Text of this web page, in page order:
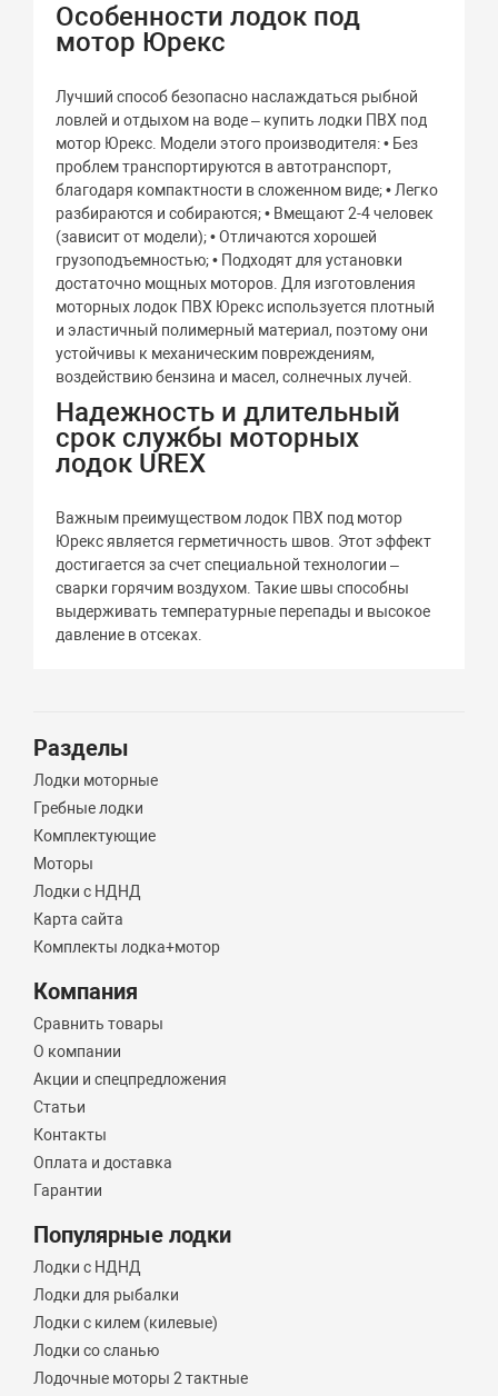
Особенности лодок под
мотор Юрекс
Лучший способ безопасно наслаждаться рыбной
ловлей и отдыхом на воде – купить лодки ПВХ под
мотор Юрекс. Модели этого производителя: • Без
проблем транспортируются в автотранспорт,
благодаря компактности в сложенном виде; • Легко
разбираются и собираются; • Вмещают 2-4 человек
(зависит от модели); • Отличаются хорошей
грузоподъемностью; • Подходят для установки
достаточно мощных моторов. Для изготовления
моторных лодок ПВХ Юрекс используется плотный
и эластичный полимерный материал, поэтому они
устойчивы к механическим повреждениям,
воздействию бензина и масел, солнечных лучей.
Надежность и длительный
срок службы моторных
лодок UREX
Важным преимуществом лодок ПВХ под мотор
Юрекс является герметичность швов. Этот эффект
достигается за счет специальной технологии –
сварки горячим воздухом. Такие швы способны
выдерживать температурные перепады и высокое
давление в отсеках.
Разделы
Лодки моторные
Гребные лодки
Комплектующие
Моторы
Лодки с НДНД
Карта сайта
Комплекты лодка+мотор
Компания
Сравнить товары
О компании
Акции и спецпредложения
Статьи
Контакты
Оплата и доставка
Гарантии
Популярные лодки
Лодки с НДНД
Лодки для рыбалки
Лодки с килем (килевые)
Лодки со сланью
Лодочные моторы 2 тактные